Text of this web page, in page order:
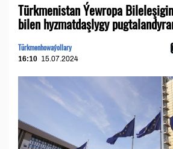
Türkmenistan Ýewropa
bilen hyzmatdaşlygy
Türkmenhowaýollary
16:10 15.07.2024